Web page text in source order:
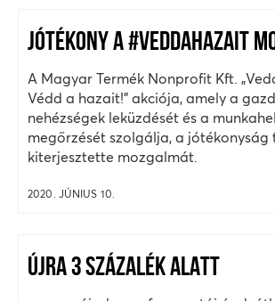
JÓTÉKONY A #VEDDAHAZAIT
A Magyar Termék Nonprofit Kft.
Védd a hazait!” akciója, amely a
nehézségek leküzdését és a
megőrzését szolgálja, a jótékonyság
kiterjesztette mozgalmát.
2020. JÚNIUS 10.
ÚJRA 3 SZÁZALÉK ALATT